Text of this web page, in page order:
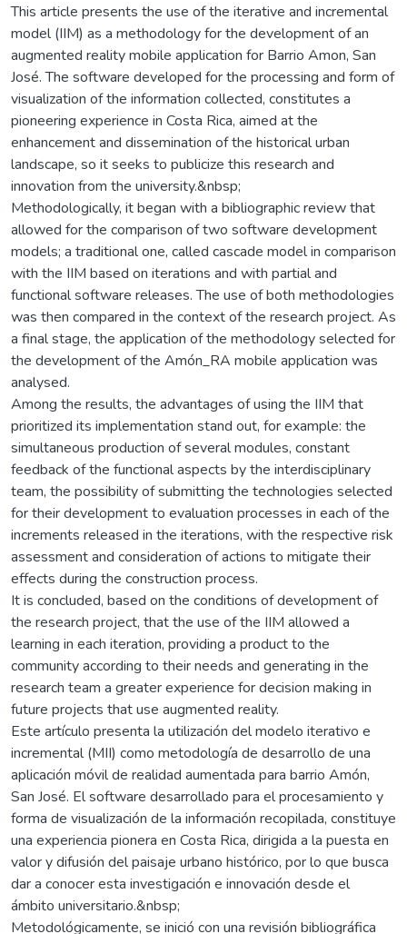
This article presents the use of the iterative and incremental
model (IIM) as a methodology for the development of an
augmented reality mobile application for Barrio Amon, San
José. The software developed for the processing and form of
visualization of the information collected, constitutes a
pioneering experience in Costa Rica, aimed at the
enhancement and dissemination of the historical urban
landscape, so it seeks to publicize this research and
innovation from the university.&nbsp;
Methodologically, it began with a bibliographic review that
allowed for the comparison of two software development
models; a traditional one, called cascade model in comparison
with the IIM based on iterations and with partial and
functional software releases. The use of both methodologies
was then compared in the context of the research project. As
a final stage, the application of the methodology selected for
the development of the Amón_RA mobile application was
analysed.
Among the results, the advantages of using the IIM that
prioritized its implementation stand out, for example: the
simultaneous production of several modules, constant
feedback of the functional aspects by the interdisciplinary
team, the possibility of submitting the technologies selected
for their development to evaluation processes in each of the
increments released in the iterations, with the respective risk
assessment and consideration of actions to mitigate their
effects during the construction process.
It is concluded, based on the conditions of development of
the research project, that the use of the IIM allowed a
learning in each iteration, providing a product to the
community according to their needs and generating in the
research team a greater experience for decision making in
future projects that use augmented reality.
Este artículo presenta la utilización del modelo iterativo e
incremental (MII) como metodología de desarrollo de una
aplicación móvil de realidad aumentada para barrio Amón,
San José. El software desarrollado para el procesamiento y
forma de visualización de la información recopilada, constituye
una experiencia pionera en Costa Rica, dirigida a la puesta en
valor y difusión del paisaje urbano histórico, por lo que busca
dar a conocer esta investigación e innovación desde el
ámbito universitario.&nbsp;
Metodológicamente, se inició con una revisión bibliográfica